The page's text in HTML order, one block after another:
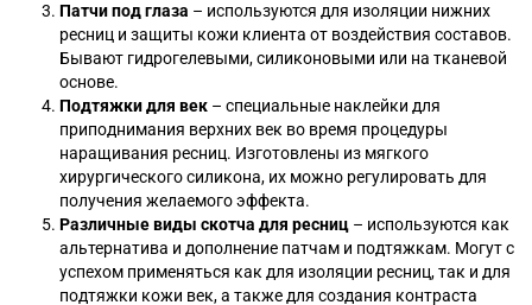
Патчи под глаза – используются для изоляции нижних
ресниц и защиты кожи клиента от воздействия составов.
Бывают гидрогелевыми, силиконовыми или на тканевой
основе.
Подтяжки для век – специальные наклейки для
приподнимания верхних век во время процедуры
наращивания ресниц. Изготовлены из мягкого
хирургического силикона, их можно регулировать для
получения желаемого эффекта.
Различные виды скотча для ресниц – используются как
альтернатива и дополнение патчам и подтяжкам. Могут с
успехом применяться как для изоляции ресниц, так и для
подтяжки кожи век, а также для создания контраста